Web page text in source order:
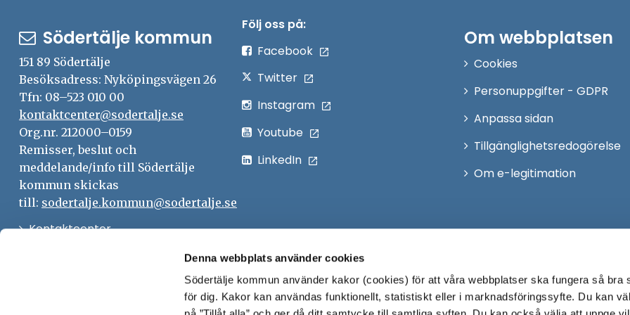
Denna webbplats använder cookies
Södertälje kommun använder kakor (cookies) för att våra webbplatser ska fungera så bra
för dig. Kakor kan användas funktionellt, statistiskt eller i marknadsföringssyfte. Du kan
Södertälje kommun
151 89 Södertälje
Besöksadress: Nyköpingsvägen 26
Tfn: 08–523 010 00
kontaktcenter@sodertalje.se
Org.nr. 212000–0159
Remisser, beslut och
meddelande/info till Södertälje
kommun skickas
till: sodertalje.kommun@sodertalje.se
KontaktcenterÖppna
Följ oss på:
Facebook
Twitter
Instagram
Youtube
LinkedIn
Om webbplatsen
Cookies
Personuppgifter - GDPR
Anpassa sidan
Tillgänglighetsredogörelse
Om e-legitimation